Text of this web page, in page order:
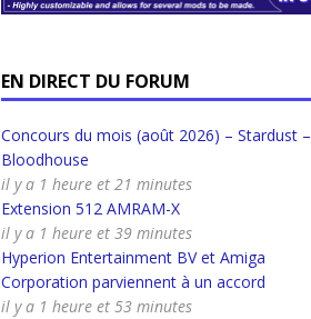
EN DIRECT DU FORUM
Concours du mois (août 2026) – Stardust –
Bloodhouse
il y a 1 heure et 21 minutes
Extension 512 AMRAM-X
il y a 1 heure et 39 minutes
Hyperion Entertainment BV et Amiga
Corporation parviennent à un accord
il y a 1 heure et 53 minutes